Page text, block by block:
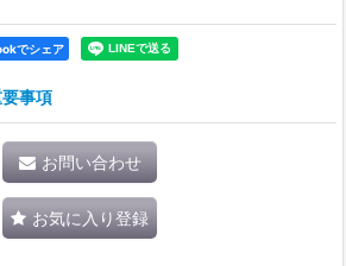
でシェア
事項
お問い合わせ
お気に入り登録